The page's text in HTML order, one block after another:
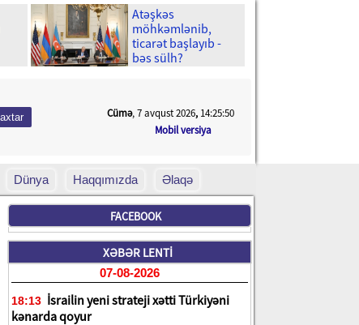
Atəşkəs
möhkəmlənib,
ticarət başlayıb -
bəs sülh?
Mobil versiya
Cümə, 7 avqust 2026, 14:25:52
Dünya Haqqımızda Əlaqə
FACEBOOK
XƏBƏR LENTİ
07-08-2026
18:13 İsrailin yeni strateji xətti Türkiyəni
kənarda qoyur